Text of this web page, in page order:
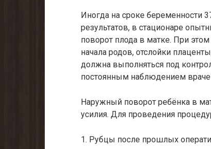
Иногда на сроке беременности
результатов, в стационаре
поворот плода в матке. При
начала родов, отслойки
должна выполняться под
постоянным наблюдением
Наружный поворот ребёнка в
усилия. Для проведения
1. Рубцы после прошлых